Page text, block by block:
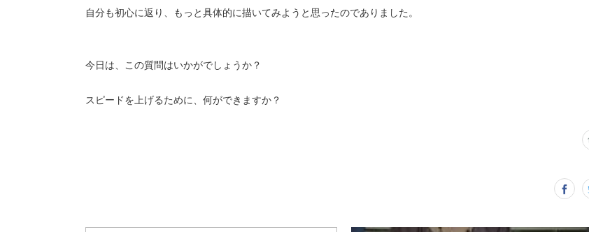
自分も初心に返り、もっと具体的に描いてみようと思ったのでありました。
今日は、この質問はいかがでしょうか？
スピードを上げるために、何ができますか？